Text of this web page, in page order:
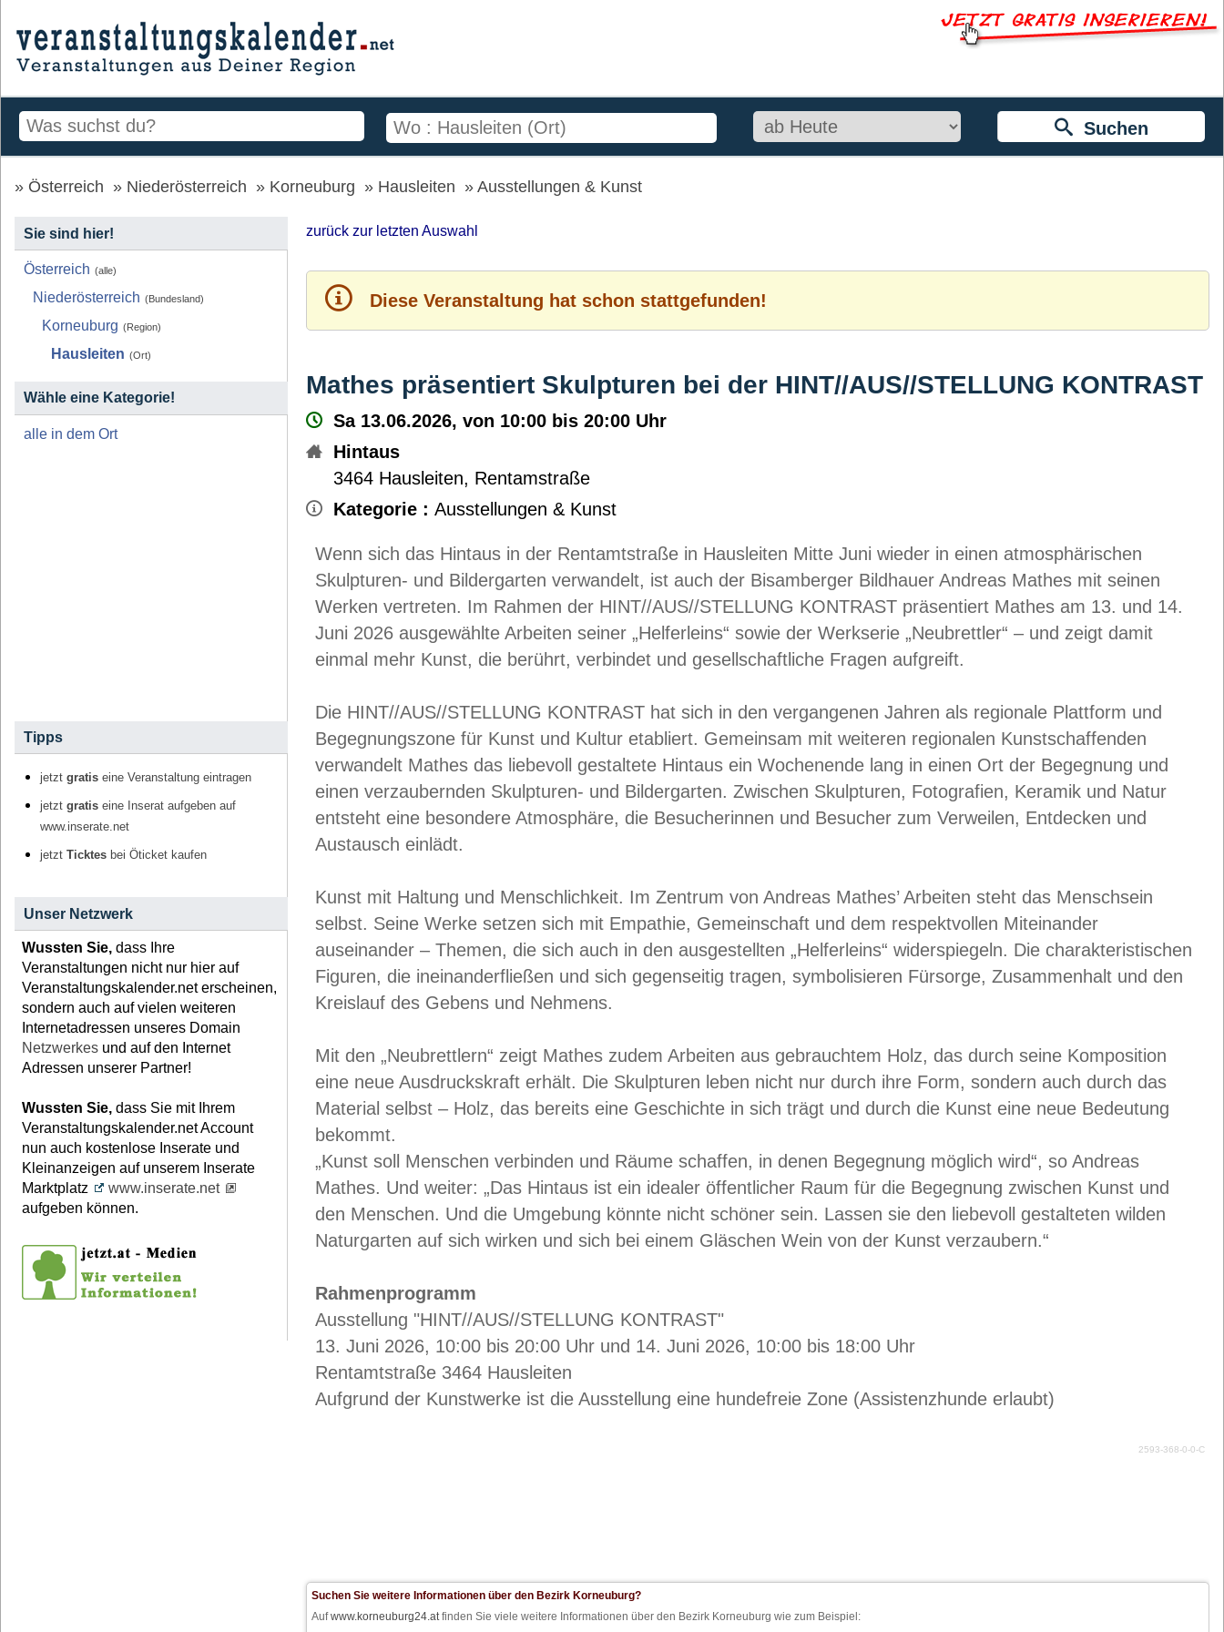
Suchen
Österreich Niederösterreich Korneuburg Hausleiten Ausstellungen & Kunst
zurück zur letzten Auswahl
Diese Veranstaltung hat schon stattgefunden!
Mathes präsentiert Skulpturen bei der HINT//AUS//STELLUNG KONTRAST
Sa 13.06.2026, von 10:00 bis 20:00 Uhr
Hintaus
3464 Hausleiten, Rentamstraße
Kategorie : Ausstellungen & Kunst
Wenn sich das Hintaus in der Rentamtstraße in Hausleiten Mitte Juni wieder in einen atmosphärischen
Skulpturen- und Bildergarten verwandelt, ist auch der Bisamberger Bildhauer Andreas Mathes mit seinen
Werken vertreten. Im Rahmen der HINT//AUS//STELLUNG KONTRAST präsentiert Mathes am 13. und 14.
Juni 2026 ausgewählte Arbeiten seiner „Helferleins“ sowie der Werkserie „Neubrettler“ – und zeigt damit
einmal mehr Kunst, die berührt, verbindet und gesellschaftliche Fragen aufgreift.
Die HINT//AUS//STELLUNG KONTRAST hat sich in den vergangenen Jahren als regionale Plattform und
Begegnungszone für Kunst und Kultur etabliert. Gemeinsam mit weiteren regionalen Kunstschaffenden
verwandelt Mathes das liebevoll gestaltete Hintaus ein Wochenende lang in einen Ort der Begegnung und
einen verzaubernden Skulpturen- und Bildergarten. Zwischen Skulpturen, Fotografien, Keramik und Natur
entsteht eine besondere Atmosphäre, die Besucherinnen und Besucher zum Verweilen, Entdecken und
Austausch einlädt.
Kunst mit Haltung und Menschlichkeit. Im Zentrum von Andreas Mathes’ Arbeiten steht das Menschsein
selbst. Seine Werke setzen sich mit Empathie, Gemeinschaft und dem respektvollen Miteinander
auseinander – Themen, die sich auch in den ausgestellten „Helferleins“ widerspiegeln. Die charakteristischen
Figuren, die ineinanderfließen und sich gegenseitig tragen, symbolisieren Fürsorge, Zusammenhalt und den
Kreislauf des Gebens und Nehmens.
Mit den „Neubrettlern“ zeigt Mathes zudem Arbeiten aus gebrauchtem Holz, das durch seine Komposition
eine neue Ausdruckskraft erhält. Die Skulpturen leben nicht nur durch ihre Form, sondern auch durch das
Material selbst – Holz, das bereits eine Geschichte in sich trägt und durch die Kunst eine neue Bedeutung
bekommt.
„Kunst soll Menschen verbinden und Räume schaffen, in denen Begegnung möglich wird“, so Andreas
Mathes. Und weiter: „Das Hintaus ist ein idealer öffentlicher Raum für die Begegnung zwischen Kunst und
den Menschen. Und die Umgebung könnte nicht schöner sein. Lassen sie den liebevoll gestalteten wilden
Naturgarten auf sich wirken und sich bei einem Gläschen Wein von der Kunst verzaubern.“
Rahmenprogramm
Ausstellung "HINT//AUS//STELLUNG KONTRAST"
13. Juni 2026, 10:00 bis 20:00 Uhr und 14. Juni 2026, 10:00 bis 18:00 Uhr
Rentamtstraße 3464 Hausleiten
Aufgrund der Kunstwerke ist die Ausstellung eine hundefreie Zone (Assistenzhunde erlaubt)
2593-368-0-0-C
Suchen Sie weitere Informationen über den Bezirk Korneuburg?
Aufwww.korneuburg24.atfinden Sie viele weitere Informationen über den Bezirk Korneuburg wie zum Beispiel:
Sie sind hier!
Österreich (alle)
Niederösterreich (Bundesland)
Korneuburg (Region)
Hausleiten (Ort)
Wähle eine Kategorie!
alle in dem Ort
Tipps
jetzt gratis eine Veranstaltung eintragen
jetzt gratis eine Inserat aufgeben auf
www.inserate.net
jetzt Ticktes bei Öticket kaufen
Unser Netzwerk
Wussten Sie, dass Ihre
Veranstaltungen nicht nur hier auf
Veranstaltungskalender.net erscheinen,
sondern auch auf vielen weiteren
Internetadressen unseres Domain
Netzwerkes und auf den Internet
Adressen unserer Partner!
Wussten Sie, dass Sie mit Ihrem
Veranstaltungskalender.net Account
nun auch kostenlose Inserate und
Kleinanzeigen auf unserem Inserate
Marktplatz
www.inserate.net
aufgeben können.